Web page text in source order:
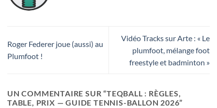
Roger Federer joue (aussi) au
Plumfoot !
Vidéo Tracks sur Arte : « Le
plumfoot, mélange foot
freestyle et badminton »
UN COMMENTAIRE SUR “TEQBALL : RÈGLES,
TABLE, PRIX — GUIDE TENNIS-BALLON 2026”